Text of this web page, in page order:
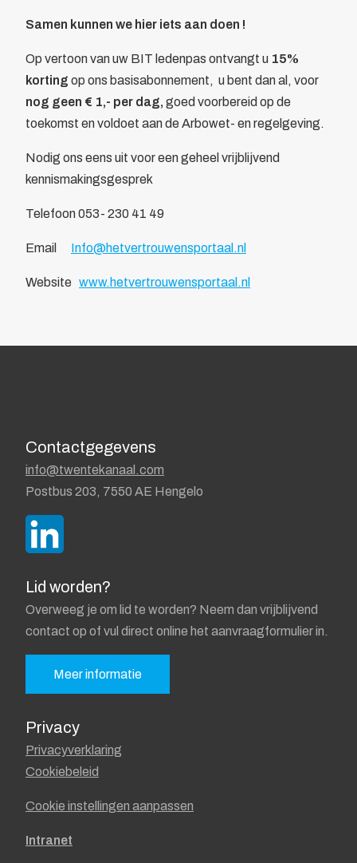
Samen kunnen we hier iets aan doen !
Op vertoon van uw BIT ledenpas ontvangt u 15%
korting op ons basisabonnement, u bent dan al, voor
nog geen € 1,- per dag, goed voorbereid op de
toekomst en voldoet aan de Arbowet- en regelgeving.
Nodig ons eens uit voor een geheel vrijblijvend
kennismakingsgesprek
Telefoon 053- 230 41 49
Email Info@hetvertrouwensportaal.nl
Website www.hetvertrouwensportaal.nl
Contactgegevens
info@twentekanaal.com
Postbus 203, 7550 AE Hengelo
Lid worden?
Overweeg je om lid te worden? Neem dan vrijblijvend
contact op of vul direct online het aanvraagformulier in.
Meer informatie
Privacy
Privacyverklaring
Cookiebeleid
Cookie instellingen aanpassen
Intranet